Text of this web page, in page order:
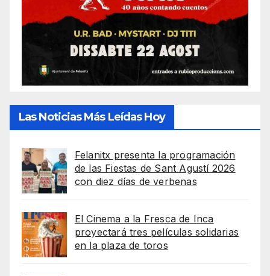
Las Noticias Más Leídas Hoy
Felanitx presenta la programación
de las Fiestas de Sant Agustí 2026
con diez días de verbenas
El Cinema a la Fresca de Inca
proyectará tres películas solidarias
en la plaza de toros